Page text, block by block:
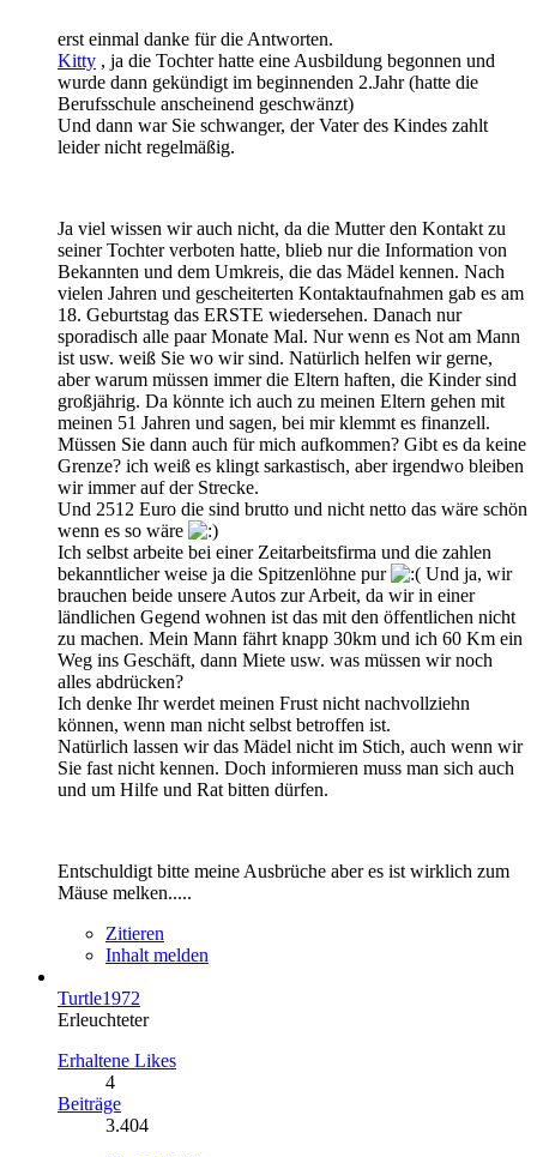
erst einmal danke für die Antworten.
Kitty , ja die Tochter hatte eine Ausbildung begonnen und
wurde dann gekündigt im beginnenden 2.Jahr (hatte die
Berufsschule anscheinend geschwänzt)
Und dann war Sie schwanger, der Vater des Kindes zahlt
leider nicht regelmäßig.
Ja viel wissen wir auch nicht, da die Mutter den Kontakt zu
seiner Tochter verboten hatte, blieb nur die Information von
Bekannten und dem Umkreis, die das Mädel kennen. Nach
vielen Jahren und gescheiterten Kontaktaufnahmen gab es am
18. Geburtstag das ERSTE wiedersehen. Danach nur
sporadisch alle paar Monate Mal. Nur wenn es Not am Mann
ist usw. weiß Sie wo wir sind. Natürlich helfen wir gerne,
aber warum müssen immer die Eltern haften, die Kinder sind
großjährig. Da könnte ich auch zu meinen Eltern gehen mit
meinen 51 Jahren und sagen, bei mir klemmt es finanzell.
Müssen Sie dann auch für mich aufkommen? Gibt es da keine
Grenze? ich weiß es klingt sarkastisch, aber irgendwo bleiben
wir immer auf der Strecke.
Und 2512 Euro die sind brutto und nicht netto das wäre schön
wenn es so wäre
Ich selbst arbeite bei einer Zeitarbeitsfirma und die zahlen
bekanntlicher weise ja die Spitzenlöhne pur
Und ja, wir
brauchen beide unsere Autos zur Arbeit, da wir in einer
ländlichen Gegend wohnen ist das mit den öffentlichen nicht
zu machen. Mein Mann fährt knapp 30km und ich 60 Km ein
Weg ins Geschäft, dann Miete usw. was müssen wir noch
alles abdrücken?
Ich denke Ihr werdet meinen Frust nicht nachvollziehn
können, wenn man nicht selbst betroffen ist.
Natürlich lassen wir das Mädel nicht im Stich, auch wenn wir
Sie fast nicht kennen. Doch informieren muss man sich auch
und um Hilfe und Rat bitten dürfen.
Entschuldigt bitte meine Ausbrüche aber es ist wirklich zum
Mäuse melken.....
Zitieren
Inhalt melden
Turtle1972
Erleuchteter
Erhaltene Likes
4
Beiträge
3.404